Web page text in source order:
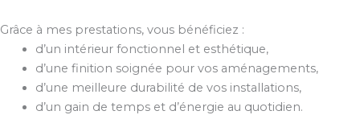
Grâce à mes prestations, vous bénéficiez :
d’un intérieur fonctionnel et esthétique,
d’une finition soignée pour vos aménagements,
d’une meilleure durabilité de vos installations,
d’un gain de temps et d’énergie au quotidien.